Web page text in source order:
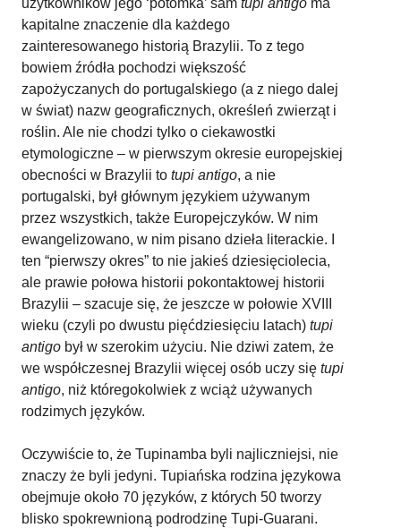
kapitalne znaczenie dla każdego
zainteresowanego historią Brazylii. To z tego
bowiem źródła pochodzi większość
zapożyczanych do portugalskiego (a z niego dalej
w świat) nazw geograficznych, określeń zwierząt i
roślin. Ale nie chodzi tylko o ciekawostki
etymologiczne – w pierwszym okresie europejskiej
obecności w Brazylii to tupi antigo, a nie
portugalski, był głównym językiem używanym
przez wszystkich, także Europejczyków. W nim
ewangelizowano, w nim pisano dzieła literackie. I
ten “pierwszy okres” to nie jakieś dziesięciolecia,
ale prawie połowa historii pokontaktowej historii
Brazylii – szacuje się, że jeszcze w połowie XVIII
wieku (czyli po dwustu pięćdziesięciu latach) tupi
antigo był w szerokim użyciu. Nie dziwi zatem, że
we współczesnej Brazylii więcej osób uczy się tupi
antigo, niż któregokolwiek z wciąż używanych
rodzimych języków.
Oczywiście to, że Tupinamba byli najliczniejsi, nie
znaczy że byli jedyni. Tupiańska rodzina językowa
obejmuje około 70 języków, z których 50 tworzy
blisko spokrewnioną podrodzinę Tupi-Guarani.